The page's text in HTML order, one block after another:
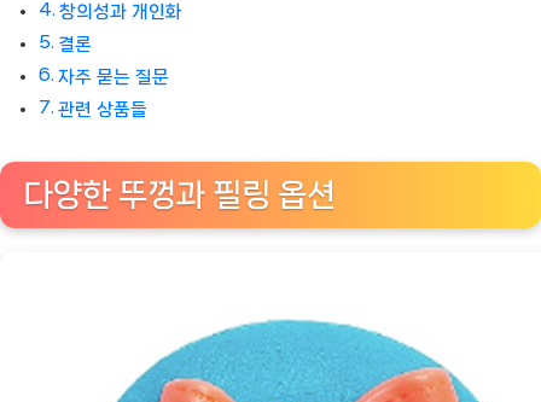
창의성과 개인화
결론
자주 묻는 질문
관련 상품들
다양한 뚜껑과 필링 옵션